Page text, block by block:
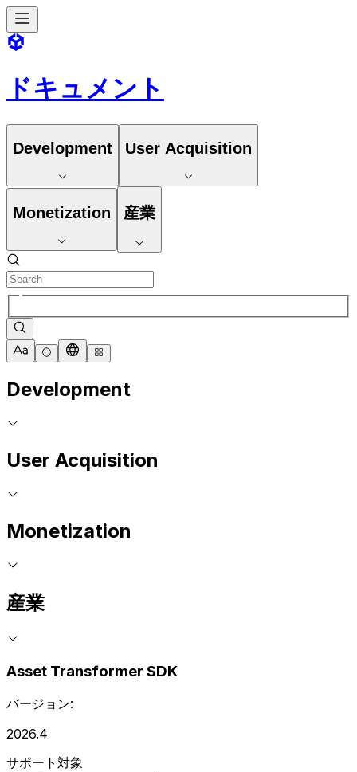
ドキュメント
Development User Acquisition
Monetization 産業
Development
User Acquisition
Monetization
産業
Asset Transformer SDK
バージョン:
2026.4
サポート対象